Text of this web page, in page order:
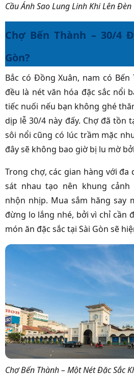
Cầu Ánh Sao Lung Linh Khi Lên Đèn
Chợ Bến Thành – 30/4
Gòn?
Bắc có Đồng Xuân, nam có
đều là nét văn hóa đặc sắc nổi
tiếc nuối nếu bạn không ghé
dịp lễ 30/4 này đấy. Chợ đã tồn
sôi nổi cũng có lúc trầm mặc
đây sẽ không bao giờ bị lu mờ
Trong chợ, các gian hàng với đa
sát nhau tạo nên khung
nhộn nhịp. Mua sắm hăng say
đừng lo lắng nhé, bởi vì chỉ cần
món ăn đặc sắc tại Sài Gòn sẽ
Chợ Bến Thành – Một Nét Đặc Sắc